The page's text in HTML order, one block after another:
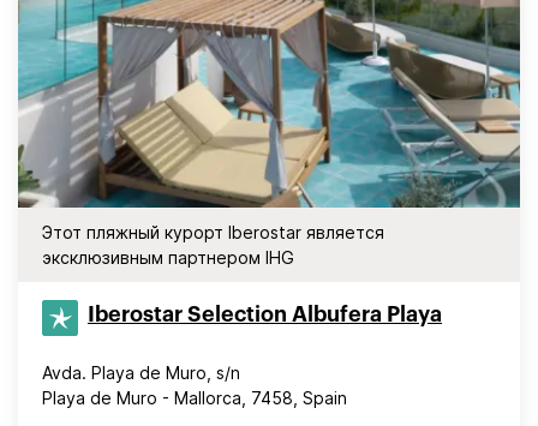
Этот пляжный курорт Iberostar является
эксклюзивным партнером IHG
Iberostar Selection​ Albufera Playa
Avda. Playa de Muro, s/n
Playa de Muro - Mallorca, 7458, Spain